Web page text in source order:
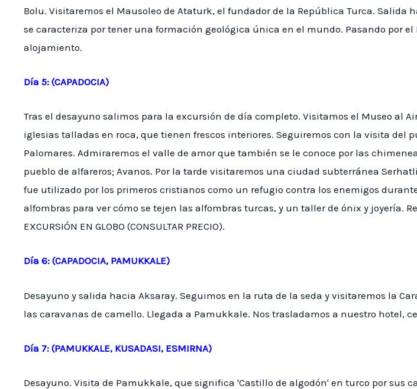
Bolu. Visitaremos el Mausoleo de Ataturk, el fundador de la República Turca.
se caracteriza por tener una formación geológica única en el mundo. Pasando por
alojamiento.
Día 5: (CAPADOCIA)
Tras el desayuno salimos para la excursión de día completo. Visitamos el Museo al
iglesias talladas en roca, que tienen frescos interiores. Seguiremos con la visita del
Palomares. Admiraremos el valle de amor que también se le conoce por las
pueblo de alfareros; Avanos. Por la tarde visitaremos una ciudad subterránea
fue utilizado por los primeros cristianos como un refugio contra los enemigos
alfombras para ver cómo se tejen las alfombras turcas, y un taller de ónix y joyería.
EXCURSIÓN EN GLOBO (CONSULTAR PRECIO).
Día 6: (CAPADOCIA, PAMUKKALE)
Desayuno y salida hacia Aksaray. Seguimos en la ruta de la seda y visitaremos la
las caravanas de camello. Llegada a Pamukkale. Nos trasladamos a nuestro hotel,
Día 7: (PAMUKKALE, KUSADASI, ESMIRNA)
Desayuno. Visita de Pamukkale, que significa 'Castillo de algodón' en turco por sus